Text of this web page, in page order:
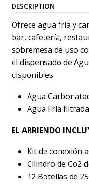
DESCRIPTION
Ofrece agua fría y
bar, cafetería,
sobremesa de uso
el dispensado de
disponibles
Agua
Agua Fría filtrada
EL ARRIENDO
Kit de conexión
Cilindro de Co2
12 Botellas de